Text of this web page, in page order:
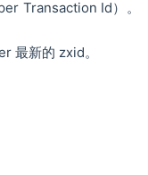
Transaction Id）。
最新的 zxid。